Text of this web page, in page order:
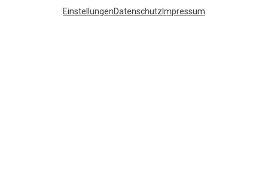
EinstellungenDatenschutz Impressum